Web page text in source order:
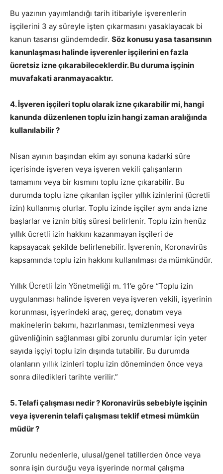
Bu yazının yayımlandığı tarih itibariyle işverenlerin
işçilerini 3 ay süreyle işten çıkarmasını yasaklayacak bi
kanun tasarısı gündemdedir. Söz konusu yasa tasarısının
kanunlaşması halinde işverenler işçilerini en fazla
ücretsiz izne çıkarabileceklerdir. Bu duruma işçinin
muvafakati aranmayacaktır.
4. İşveren işçileri toplu olarak izne çıkarabilir mi, hangi
kanunda düzenlenen toplu izin hangi zaman aralığında
kullanılabilir ?
Nisan ayının başından ekim ayı sonuna kadarki süre
içerisinde işveren veya işveren vekili çalışanların
tamamını veya bir kısmını toplu izne çıkarabilir. Bu
durumda toplu izne çıkarılan işçiler yıllık izinlerini (ücretli
izin) kullanmış olurlar. Toplu izinde işçiler aynı anda izne
başlarlar ve iznin bitiş süresi belirlenir. Toplu izin henüz
yıllık ücretli izin hakkını kazanmayan işçileri de
kapsayacak şekilde belirlenebilir. İşverenin, Koronavirüs
kapsamında toplu izin hakkını kullanılması da mümkündür.
Yıllık Ücretli İzin Yönetmeliği m. 11’e göre “Toplu izin
uygulanması halinde işveren veya işveren vekili, işyerinin
korunması, işyerindeki araç, gereç, donatım veya
makinelerin bakımı, hazırlanması, temizlenmesi veya
güvenliğinin sağlanması gibi zorunlu durumlar için yeter
sayıda işçiyi toplu izin dışında tutabilir. Bu durumda
olanların yıllık izinleri toplu izin döneminden önce veya
sonra diledikleri tarihte verilir.”
5. Telafi çalışması nedir ? Koronavirüs sebebiyle işçinin
veya işverenin telafi çalışması teklif etmesi mümkün
müdür ?
Zorunlu nedenlerle, ulusal/genel tatillerden önce veya
sonra işin durduğu veya işyerinde normal çalışma